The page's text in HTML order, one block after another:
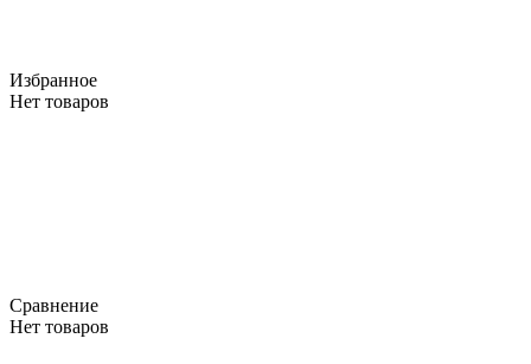
Избранное
Нет товаров
Сравнение
Нет товаров